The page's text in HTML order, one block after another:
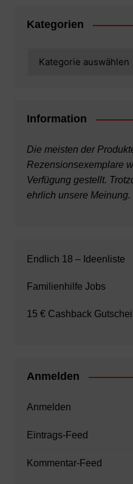
Kategorien
Information
Die meisten der
Rezensionsexemplare
Verfügung gestellt.
ehrlich unsere Meinung.
Endlich 18 – Ideenliste
Familienhilfe Jobs
15 € Cashback
Anmelden
Anmelden
Eintrags-Feed
Kommentar-Feed